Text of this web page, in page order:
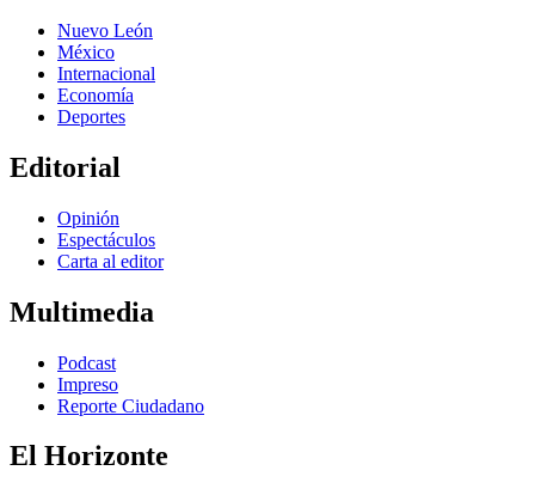
Nuevo León
México
Internacional
Economía
Deportes
Editorial
Opinión
Espectáculos
Carta al editor
Multimedia
Podcast
Impreso
Reporte Ciudadano
El Horizonte